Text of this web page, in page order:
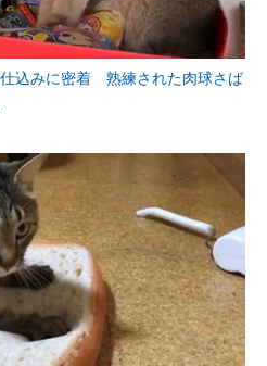
仕込みに密着 熟練された肉球さば